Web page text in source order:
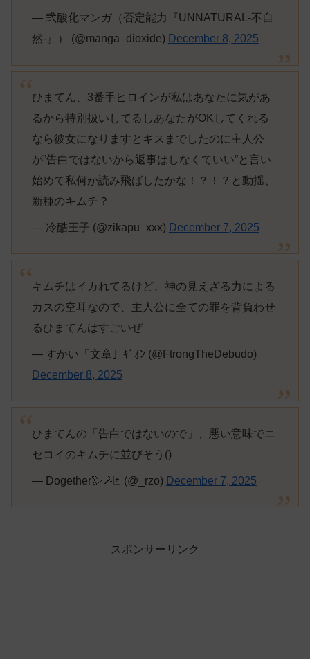
— 弐酸化マンガ（否定能力『UNNATURAL-不自
然-』） (@manga_dioxide) December 8, 2025
ひまてん、3番手ヒロインが私はあなたに気があ
るから特別扱いしてるしあなたがOKしてくれる
なら彼女になりますとキスまでしたのに主人公
が”告白ではないから返事はしなくていい”と言い
始めて私何か読み飛ばしたかな！？！？と動揺、
新種のキムチ？
— 冷酷王子 (@zikapu_xxx) December 7, 2025
キムチはイカれてるけど、神の見えざる力による
カスの空耳なので、主人公に全ての罪を背負わせ
るひまてんはすごいぜ
— すかい「文章」ｷﾞｵﾝ (@FtrongTheDebudo)
December 8, 2025
ひまてんの「告白ではないので」、悪い意味でニ
セコイのキムチに並びそう()
— Dogether🦭🪄🃏 (@_rzo) December 7, 2025
スポンサーリンク